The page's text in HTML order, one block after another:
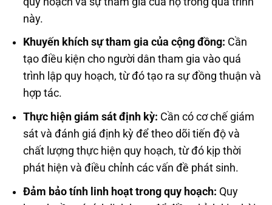
này.
Khuyến khích sự tham gia của cộng đồng: Cần
tạo điều kiện cho người dân tham gia vào quá
trình lập quy hoạch, từ đó tạo ra sự đồng thuận và
hợp tác.
Thực hiện giám sát định kỳ: Cần có cơ chế giám
sát và đánh giá định kỳ để theo dõi tiến độ và
chất lượng thực hiện quy hoạch, từ đó kịp thời
phát hiện và điều chỉnh các vấn đề phát sinh.
Đảm bảo tính linh hoạt trong quy hoạch: Quy